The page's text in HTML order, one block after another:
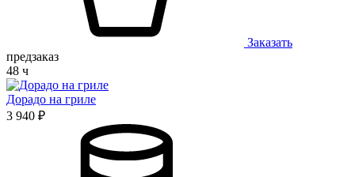
Заказать
предзаказ
48 ч
Дорадо на гриле
3 940 ₽